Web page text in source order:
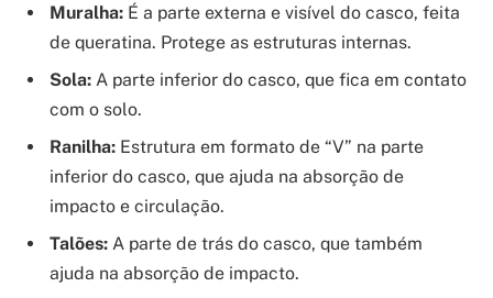
Muralha: É a parte externa e visível do casco, feita
de queratina. Protege as estruturas internas.
Sola: A parte inferior do casco, que fica em contato
com o solo.
Ranilha: Estrutura em formato de “V” na parte
inferior do casco, que ajuda na absorção de
impacto e circulação.
Talões: A parte de trás do casco, que também
ajuda na absorção de impacto.